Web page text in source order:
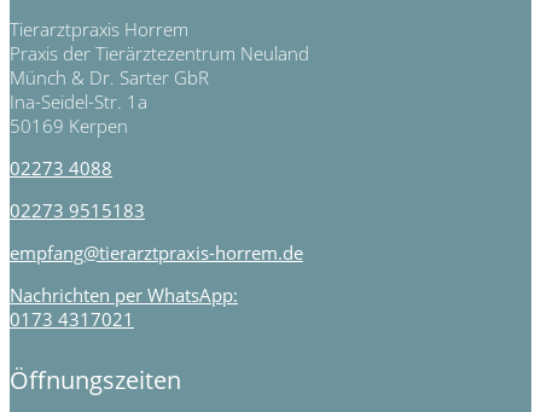
Tierarztpraxis Horrem
Praxis der Tierärztezentrum Neuland
Münch & Dr. Sarter GbR
Ina-Seidel-Str. 1a
50169 Kerpen
02273 4088
02273 9515183
empfang@tierarztpraxis-horrem.de
Nachrichten per WhatsApp:
0173 4317021
Öffnungszeiten